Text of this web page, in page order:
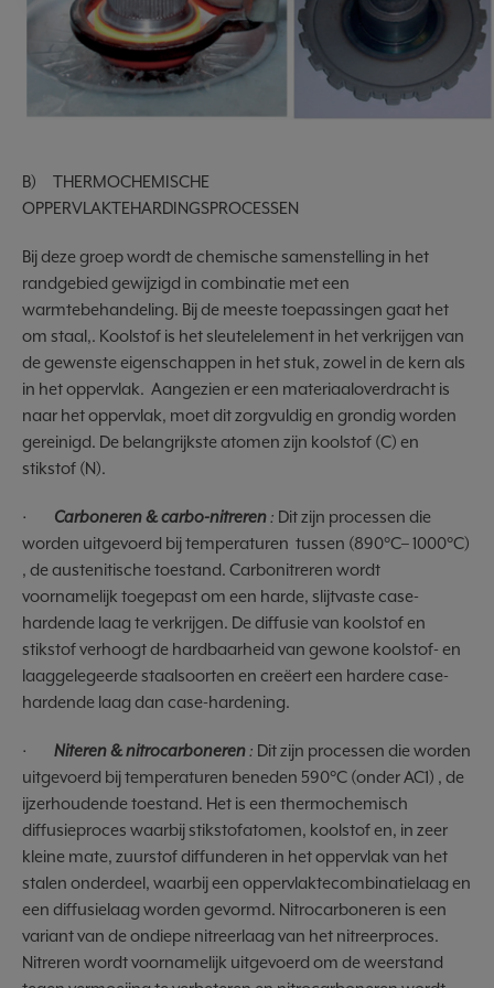
B) THERMOCHEMISCHE
OPPERVLAKTEHARDINGSPROCESSEN
Bij deze groep wordt de chemische samenstelling in het
randgebied gewijzigd in combinatie met een
warmtebehandeling. Bij de meeste toepassingen gaat het
om staal,. Koolstof is het sleutelelement in het verkrijgen van
de gewenste eigenschappen in het stuk, zowel in de kern als
in het oppervlak. Aangezien er een materiaaloverdracht is
naar het oppervlak, moet dit zorgvuldig en grondig worden
gereinigd. De belangrijkste atomen zijn koolstof (C) en
stikstof (N).
· Carboneren & carbo-nitreren : Dit zijn processen die
worden uitgevoerd bij temperaturen tussen (890°C– 1000°C)
, de austenitische toestand. Carbonitreren wordt
voornamelijk toegepast om een harde, slijtvaste case-
hardende laag te verkrijgen. De diffusie van koolstof en
stikstof verhoogt de hardbaarheid van gewone koolstof- en
laaggelegeerde staalsoorten en creëert een hardere case-
hardende laag dan case-hardening.
· Niteren & nitrocarboneren : Dit zijn processen die worden
uitgevoerd bij temperaturen beneden 590°C (onder AC1) , de
ijzerhoudende toestand. Het is een thermochemisch
diffusieproces waarbij stikstofatomen, koolstof en, in zeer
kleine mate, zuurstof diffunderen in het oppervlak van het
stalen onderdeel, waarbij een oppervlaktecombinatielaag en
een diffusielaag worden gevormd. Nitrocarboneren is een
variant van de ondiepe nitreerlaag van het nitreerproces.
Nitreren wordt voornamelijk uitgevoerd om de weerstand